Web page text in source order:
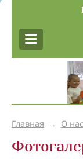
Главная → О нас